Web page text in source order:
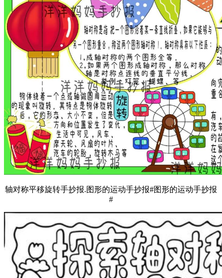
轴对称平移旋转手抄报.图形的运动手抄报#图形的运动手抄报
#